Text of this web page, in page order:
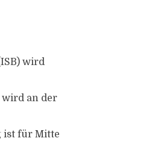
wird
an der
ist für Mitte